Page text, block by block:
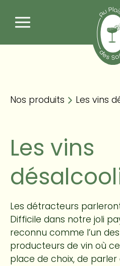
Les vins
Nos produits Les vins
Les vins
Les détracteurs
Difficile dans notre joli
reconnu comme l’un
producteurs de vin où
place de choix, de parler
Panneau de gestion des